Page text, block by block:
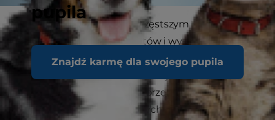
pupila
Znajdź karmę dla swojego pupila
Zapalenie dziąseł jest najczęstszym rodzajem
choroby jamy ustnej u kotów i występuje u nich
równie często, co u psów i ludzi. Zapalenie
dziąseł u kota może jednak objawiać się większą
ilością objawów niż tylko obrzękiem i
krwawieniem dziąseł, których Ty również